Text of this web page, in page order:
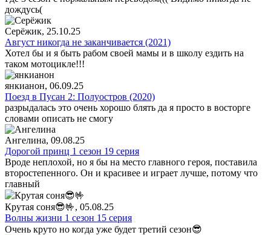
дождусь(
Серёжик, 25.10.25
Август никогда не заканчивается (2021)
Хотел бы и я быть рабом своей мамы и в школу ездить на
таком мотоцикле!!!
янкианон, 06.09.25
Поезд в Пусан 2: Полуостров (2020)
разрыдалась это очень хорошо блять да я просто в восторге
словами описать не смогу
Ангелина, 09.08.25
Дорогой принц 1 сезон 19 серия
Вроде неплохой, но я бы на место главного героя, поставила
второстепенного. Он и красивее и играет лучше, потому что
главный
Крутая соня😎🤟, 05.08.25
Волны жизни 1 сезон 15 серия
Очень круто но когда уже будет третий сезон😎